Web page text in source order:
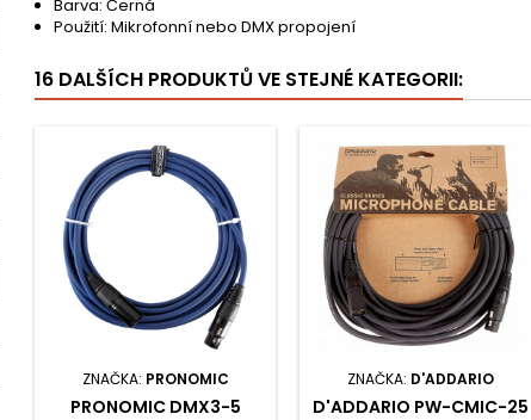
Barva: Černá
Použití: Mikrofonní nebo DMX propojení
16 DALŠÍCH PRODUKTŮ VE STEJNÉ KATEGORII:
ZNAČKA: PRONOMIC
PRONOMIC DMX3-5
ZNAČKA: D'ADDARIO
D'ADDARIO PW-CMIC-25